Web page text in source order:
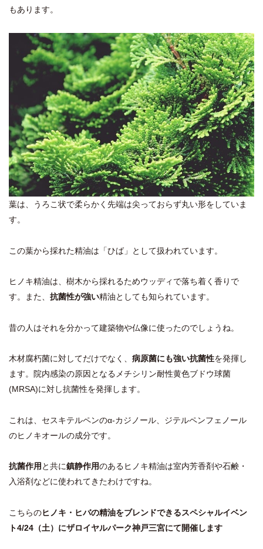
もあります。
葉は、うろこ状で柔らかく先端は尖っておらず丸い形をしていま
す。
この葉から採れた精油は「ひば」として扱われています。
ヒノキ精油は、樹木から採れるためウッディで落ち着く香りで
す。また、 抗菌性が強い精油としても知られています。
昔の人はそれを分かって建築物や仏像に使ったのでしょうね。
木材腐朽菌に対してだけでなく、 病原菌にも強い抗菌性を発揮し
ます。院内感染の原因となるメチシリン耐性黄色ブドウ球菌
(MRSA)に対し抗菌性を発揮します。
これは、セスキテルペンのα-カジノール、ジテルペンフェノール
のヒノキオールの成分です。
抗菌作用 と共に鎮静作用のあるヒノキ精油は室内芳香剤や石鹸・
入浴剤などに使われてきたわけですね。
こちらのヒノキ・ヒバの精油をブレンドできるスペシャルイベン
ト4/24（土）にザロイヤルパーク神戸三宮にて開催します